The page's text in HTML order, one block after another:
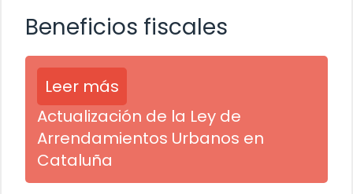
Beneficios fiscales
Leer más
Actualización de la Ley de
Arrendamientos Urbanos en
Cataluña